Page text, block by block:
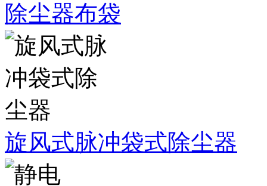
除尘器布袋
旋风式脉冲袋式除尘器